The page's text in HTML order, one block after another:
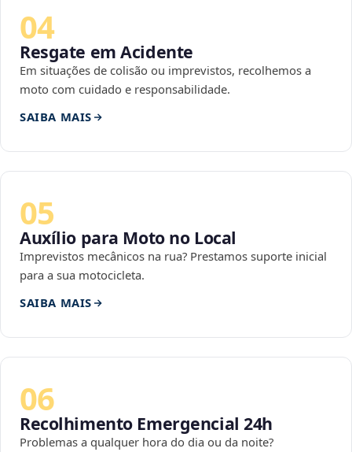
04
Resgate em Acidente
Em situações de colisão ou imprevistos, recolhemos a
moto com cuidado e responsabilidade.
SAIBA MAIS
05
Auxílio para Moto no Local
Imprevistos mecânicos na rua? Prestamos suporte inicial
para a sua motocicleta.
SAIBA MAIS
06
Recolhimento Emergencial 24h
Problemas a qualquer hora do dia ou da noite?